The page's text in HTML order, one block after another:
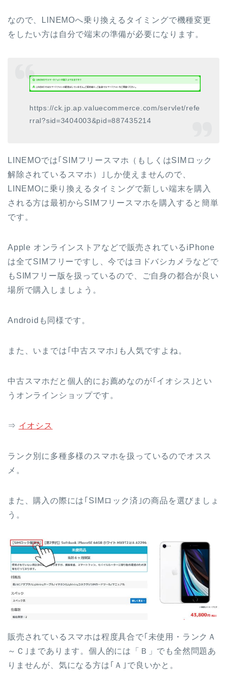
なので、LINEMOへ乗り換えるタイミングで機種変更
をしたい方は自分で端末の準備が必要になります。
https://ck.jp.ap.valuecommerce.com/servlet/refe
rral?sid=3404003&pid=887435214
LINEMOでは｢SIMフリースマホ（もしくはSIMロック
解除されているスマホ）｣しか使えませんので、
LINEMOに乗り換えるタイミングで新しい端末を購入
される方は最初からSIMフリースマホを購入すると簡単
です。
Apple オンラインストアなどで販売されているiPhone
は全てSIMフリーですし、今ではヨドバシカメラなどで
もSIMフリー版を扱っているので、ご自身の都合が良い
場所で購入しましょう。
Androidも同様です。
また、いまでは｢中古スマホ｣も人気ですよね。
中古スマホだと個人的にお薦めなのが｢イオシス｣とい
うオンラインショップです。
⇒ イオシス
ランク別に多種多様のスマホを扱っているのでオスス
メ。
また、購入の際には｢SIMロック済｣の商品を選びましょ
う。
販売されているスマホは程度具合で｢未使用・ランクＡ
～Ｃ｣まであります。個人的には「Ｂ」でも全然問題あ
りませんが、気になる方は｢Ａ｣で良いかと。